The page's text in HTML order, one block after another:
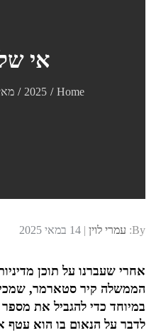
אי
Home
2025
By: עמרי לוין
Posted
14 במאי 2025
אחרי שעברנו על תוכן
הממשלה קיר סטארמר,
במיוחד כדי להגביל את
לדבר על הנאום בו הוא עטף